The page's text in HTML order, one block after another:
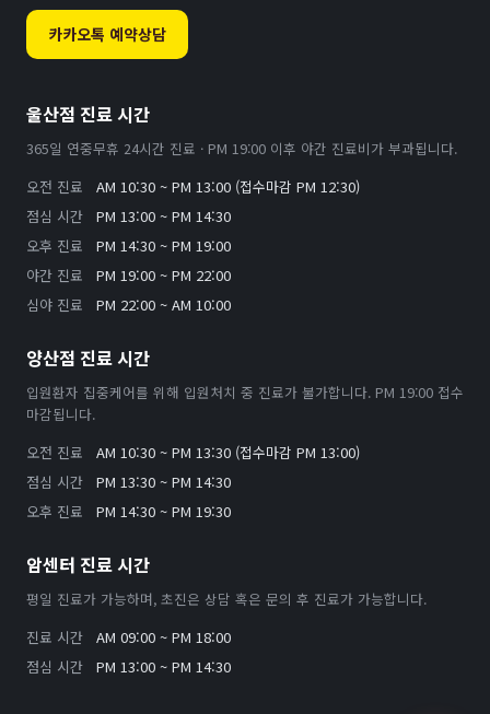
카카오톡 예약상담
울산점 진료 시간
365일 연중무휴 24시간 진료 · PM 19:00 이후 야간 진료비가 부과됩니다.
오전 진료
AM 10:30 ~ PM 13:00 (접수마감 PM 12:30)
점심 시간
PM 13:00 ~ PM 14:30
오후 진료
PM 14:30 ~ PM 19:00
야간 진료
PM 19:00 ~ PM 22:00
심야 진료
PM 22:00 ~ AM 10:00
양산점 진료 시간
입원환자 집중케어를 위해 입원처치 중 진료가 불가합니다. PM 19:00 접수
마감됩니다.
오전 진료
AM 10:30 ~ PM 13:30 (접수마감 PM 13:00)
점심 시간
PM 13:30 ~ PM 14:30
오후 진료
PM 14:30 ~ PM 19:30
암센터 진료 시간
평일 진료가 가능하며, 초진은 상담 혹은 문의 후 진료가 가능합니다.
진료 시간
AM 09:00 ~ PM 18:00
점심 시간
PM 13:00 ~ PM 14:30